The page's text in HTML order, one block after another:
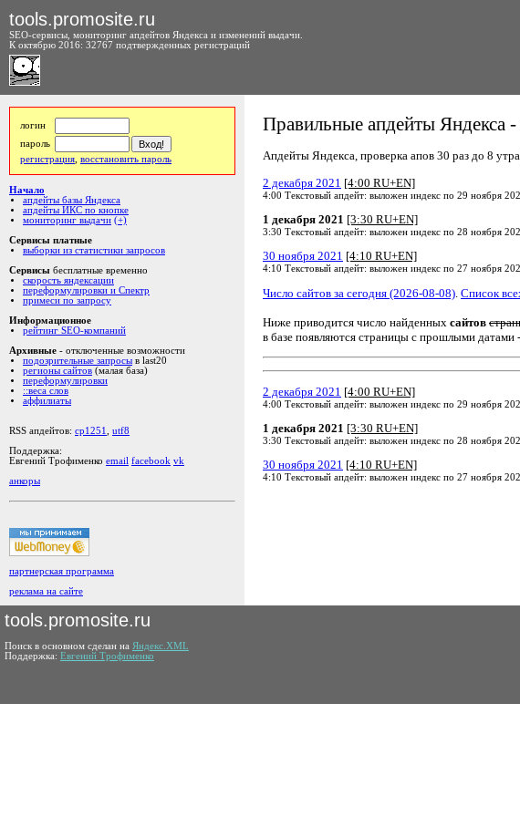
tools.promosite.ru
SEO-сервисы, мониторинг апдейтов Яндекса и изменений выдачи.
К октябрю 2016: 32767 подтвержденных регистраций
логин
пароль
регистрация восстановить пароль
Начало
апдейты базы Яндекса
апдейты ИКС по кнопке
мониторинг выдачи (+)
Сервисы платные
выборки из статистики запросов
Сервисы бесплатные временно
скорость яндексации
переформулировки и Спектр
примеси по запросу
Информационное
рейтинг SEO-компаний
Архивные - отключенные возможности
подозрительные запросы в last20
регионы сайтов (малая база)
переформулировки
::веса слов
аффилиаты
RSS апдейтов: cp1251
utf8
Поддержка:
Евгений Трофименко email facebook vk
анкоры
партнерская программа
реклама на сайте
Правильные апдейты Яндекса
Апдейты Яндекса, проверка апов 30 раз до 8
2 декабря 2021 [4:00 RU+EN]
4:00 Текстовый апдейт: выложен индекс по 29 ноября
1 декабря 2021 [3:30 RU+EN]
3:30 Текстовый апдейт: выложен индекс по 28 ноября
30 ноября 2021 [4:10 RU+EN]
4:10 Текстовый апдейт: выложен индекс по 27 ноября
Число сайтов за сегодня (2026-08-08) Список
Ниже приводится число найденных сайтов
в базе появляются страницы с прошлыми датами
2 декабря 2021 [4:00 RU+EN]
4:00 Текстовый апдейт: выложен индекс по 29 ноября
1 декабря 2021 [3:30 RU+EN]
3:30 Текстовый апдейт: выложен индекс по 28 ноября
30 ноября 2021 [4:10 RU+EN]
4:10 Текстовый апдейт: выложен индекс по 27 ноября
tools.promosite.ru
Поиск в основном сделан на Яндекс.XML
Поддержка: Евгений Трофименко